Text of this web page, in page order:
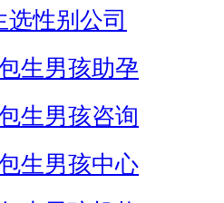
选性别公司
生男孩助孕
生男孩咨询
生男孩中心